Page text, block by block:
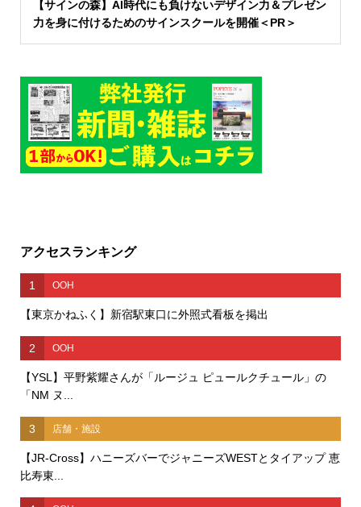
【サインの森】AI時代にも負けないデザイン力＆プレゼン
力を身に付けるためのサインスクールを開催＜PR＞
アクセスランキング
1 OOH
【東京かねふく】新宿駅東口に外照式看板を掲出
2 OOH
【YSL】平野紫耀さんが「ルージュ ピュールクチュール」の
「NM ヌ...
3 店舗・施設
【JR-Cross】ハニーズバーでジャニーズWESTとタイアップ 恵
比寿東...